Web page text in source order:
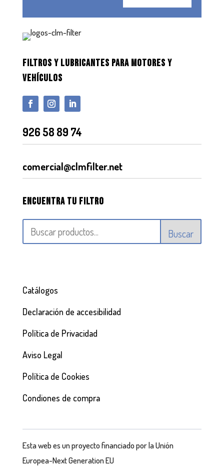
FILTROS Y LUBRICANTES PARA MOTORES Y
VEHÍCULOS
926 58 89 74
comercial@clmfilter.net
Encuentra tu filtro
Buscar
Catálogos
Declaración de accesibilidad
Política de Privacidad
Aviso Legal
Política de Cookies
Condiones de compra
Esta web es un proyecto financiado por la Unión
Europea-Next Generation EU